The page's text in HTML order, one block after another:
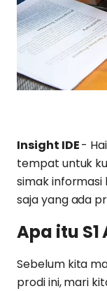
Insight IDE-
tempat untuk
simak
saja yang ada
Apa itu
Sebelum kita
prodi ini, mari